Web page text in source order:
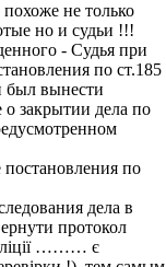
не только
но и судьи !!!
- Судья при
по ст.185
вынести
о закрытии дела по
постановления по
дела в
протокол
……… є